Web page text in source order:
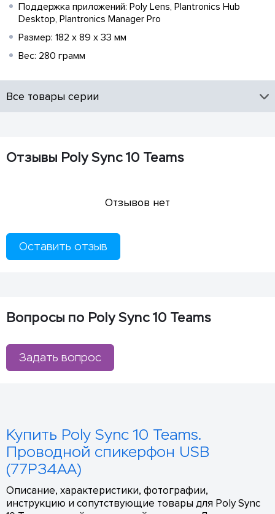
Поддержка приложений: Poly Lens, Plantronics Hub
Desktop, Plantronics Manager Pro
Размер: 182 x 89 x 33 мм
Вес: 280 грамм
Все товары серии
Отзывы Poly Sync 10 Teams
Отзывов нет
Оставить отзыв
Вопросы по Poly Sync 10 Teams
Задать вопрос
Купить Poly Sync 10 Teams.
Проводной спикерфон USB
(77P34AA)
Описание, характеристики, фотографии,
инструкцию и сопутствующие товары для Poly Sync